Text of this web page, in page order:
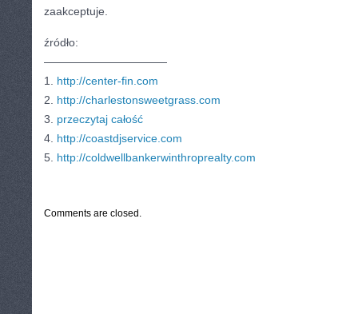
zaakceptuje.
źródło:
———————————
1. http://center-fin.com
2. http://charlestonsweetgrass.com
3. przeczytaj całość
4. http://coastdjservice.com
5. http://coldwellbankerwinthroprealty.com
Comments are closed.